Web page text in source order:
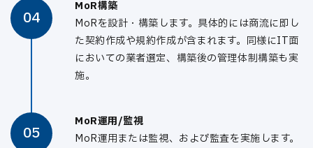
04
MoR構築
MoRを設計・構築します。具体的には商流に即し
た契約作成や規約作成が含まれます。同様にIT面
においての業者選定、構築後の管理体制構築も実
施。
05
MoR運用/監視
MoR運用または監視、および監査を実施します。